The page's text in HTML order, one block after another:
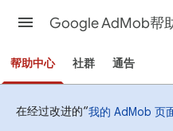
Google AdMob帮
帮助中心 社群 通告
在经过改进的“我的 AdMob 页